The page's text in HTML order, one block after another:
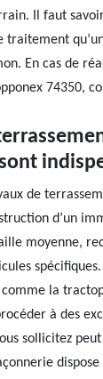
Il faut
traitement
En cas de
74350,
de
d’un
moyenne,
la
à des
sollicitez